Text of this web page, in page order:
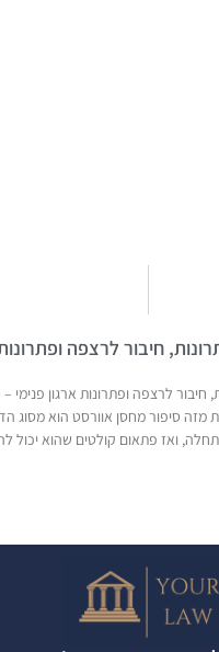
חיבור לרצפה
חיבור לרצפה ופתרונות ארגון פנימי
מזה סיפור מחסן אוורסט הוא מסוג
ואז פתאום קולטים שהוא יכול